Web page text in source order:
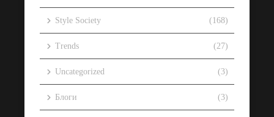
Style Society (168)
Trends (27)
Uncategorized (3)
Блоги (3)